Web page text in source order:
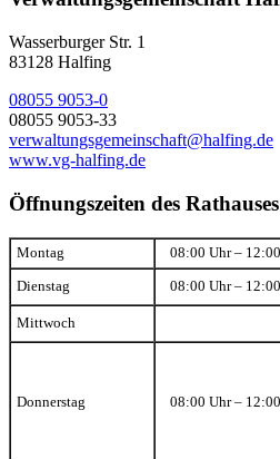
Wasserburger Str. 1
83128 Halfing
08055 9053-0
08055 9053-33
verwaltungsgemeinschaft@halfing.de
www.vg-halfing.de
Öffnungszeiten des Rathauses
Montag 08:00 Uhr –
Dienstag 08:00 Uhr –
Mittwoch
Donnerstag 08:00 Uhr –